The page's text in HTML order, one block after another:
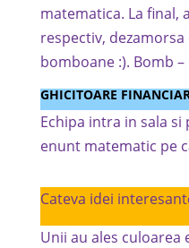
matematica. La final,
respectiv,
bomboane :). Bomb
GHICITOARE
Echipa intra in sala
enunt matematic pe
Cateva idei
Unii au ales culoarea